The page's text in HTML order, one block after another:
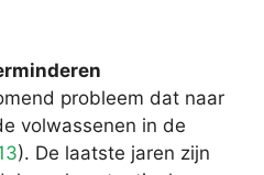
probleem dat naar
volwassenen in de
). De laatste jaren zijn